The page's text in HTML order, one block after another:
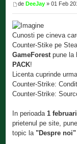
deDeeJay » 01 Feb
Cunosti pe cineva
Counter-Stike pe
GameForest pune la
PACK!
Licenta cuprinde
Counter-Strike:
Counter-Strike:
In perioada 1
prietenul pe site,
topic la"Despre noi"